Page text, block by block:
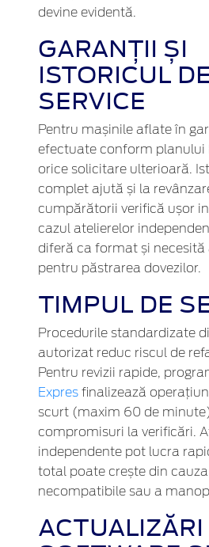
devine evidentă.
GARANȚII ȘI
ISTORICUL DE
SERVICE
Pentru mașinile aflate în
efectuate conform planului
orice solicitare ulterioară.
complet ajută și la
cumpărătorii verifică ușor
cazul atelierelor
diferă ca format și necesită
pentru păstrarea dovezilor.
TIMPUL DE
Procedurile standardizate
autorizat reduc riscul de
Pentru revizii rapide,
Expres finalizează
scurt (maxim 60 de
compromisuri la verificări.
independente pot lucra
total poate crește din
necompatibile sau a
ACTUALIZĂRI